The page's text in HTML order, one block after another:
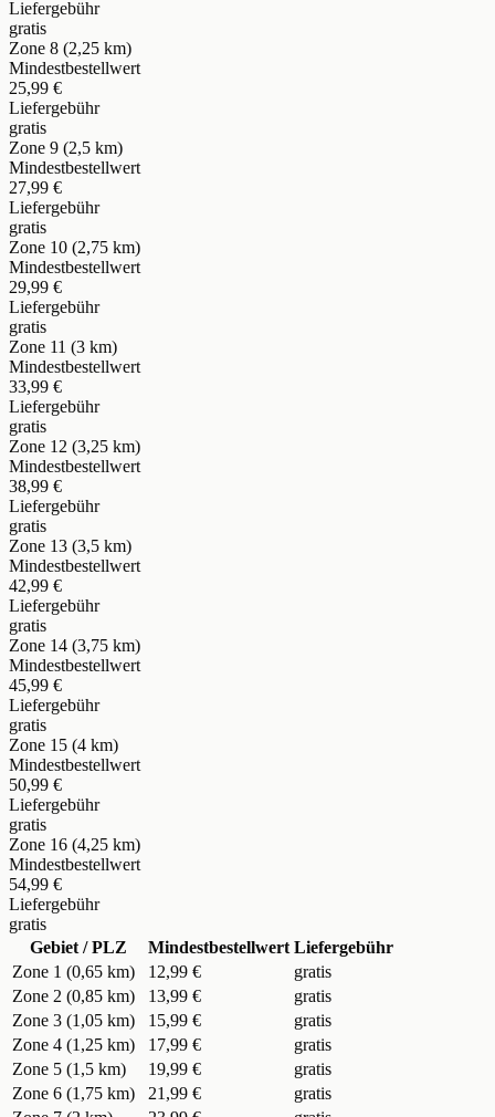
Liefergebühr
gratis
Zone 8 (2,25 km)
Mindestbestellwert
25,99 €
Liefergebühr
gratis
Zone 9 (2,5 km)
Mindestbestellwert
27,99 €
Liefergebühr
gratis
Zone 10 (2,75 km)
Mindestbestellwert
29,99 €
Liefergebühr
gratis
Zone 11 (3 km)
Mindestbestellwert
33,99 €
Liefergebühr
gratis
Zone 12 (3,25 km)
Mindestbestellwert
38,99 €
Liefergebühr
gratis
Zone 13 (3,5 km)
Mindestbestellwert
42,99 €
Liefergebühr
gratis
Zone 14 (3,75 km)
Mindestbestellwert
45,99 €
Liefergebühr
gratis
Zone 15 (4 km)
Mindestbestellwert
50,99 €
Liefergebühr
gratis
Zone 16 (4,25 km)
Mindestbestellwert
54,99 €
Liefergebühr
gratis
Gebiet / PLZ
Mindestbestellwert Liefergebühr
Zone 1 (0,65 km)
12,99 €
gratis
Zone 2 (0,85 km)
13,99 €
gratis
Zone 3 (1,05 km)
15,99 €
gratis
Zone 4 (1,25 km)
17,99 €
gratis
Zone 5 (1,5 km)
19,99 €
gratis
Zone 6 (1,75 km)
21,99 €
gratis